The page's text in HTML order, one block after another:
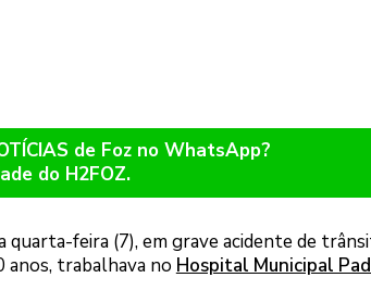
de Foz no WhatsApp?
do H2FOZ.
quarta-feira (7), em grave acidente de
anos, trabalhava no Hospital Municipal